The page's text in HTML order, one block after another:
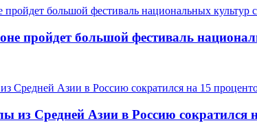
пройдет большой фестиваль
из Средней Азии в Россию